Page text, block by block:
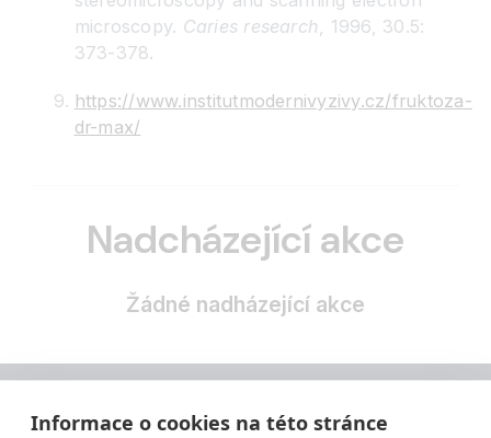
Informace o cookies na této stránce
microscopy. Caries research
, 1996, 30.5:
373-378.
https://www.institutmodernivyzivy.cz/fruktoza-
dr-max/
Nadcházející akce
Žádné nadházející akce